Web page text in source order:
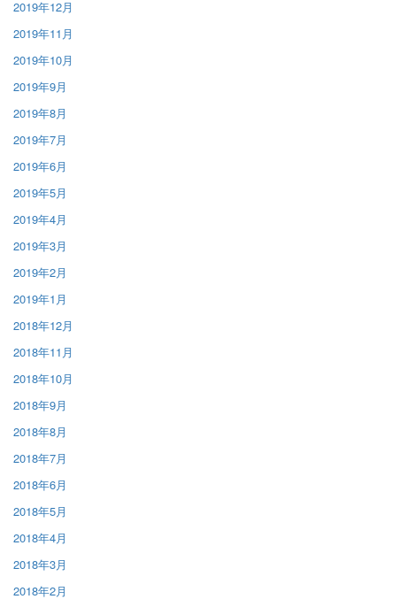
2019年12月
2019年11月
2019年10月
2019年9月
2019年8月
2019年7月
2019年6月
2019年5月
2019年4月
2019年3月
2019年2月
2019年1月
2018年12月
2018年11月
2018年10月
2018年9月
2018年8月
2018年7月
2018年6月
2018年5月
2018年4月
2018年3月
2018年2月